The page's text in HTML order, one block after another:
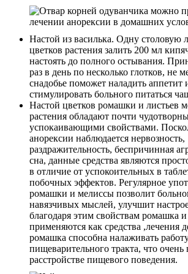
Настой из василька. Одну столовую
цветков растения залить 200 мл
настоять до полного остывания.
раз в день по несколько глотков, не
снадобье поможет наладить аппетит
стимулировать больного питаться
Настой цветков ромашки и листьев
растения обладают почти
успокаивающими свойствами.
анорексии наблюдается нервозность,
раздражительность, беспричинная
сна, данные средства являются
в отличие от успокоительных в
побочных эффектов. Регулярное
ромашки и мелиссы позволит
навязчивых мыслей, улучшит
благодаря этим свойствам ромашка
применяются как средства ,лечения
ромашка способна налаживать
пищеварительного тракта, что
расстройстве пищевого поведения.